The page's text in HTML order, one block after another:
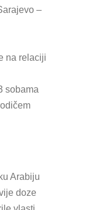
–
na relaciji
sobama
Arabiju
doze